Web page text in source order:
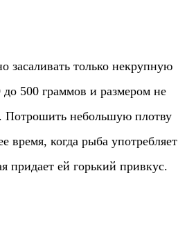
засаливать только некрупную
до 500 граммов и размером не
Потрошить небольшую плотву
время, когда рыба употребляет
придает ей горький привкус.